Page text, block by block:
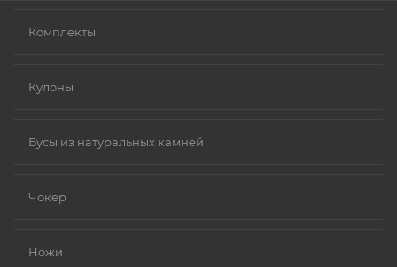
Нержавеющая сталь.
в сплаве может вызывать реакцию).
покрытия других металлов, таких как золото или
Золото (особенно высокой пробы, хотя даже
Платина.
Комплекты
Кулоны
Бусы из натуральных камней
Чокер
Ножи